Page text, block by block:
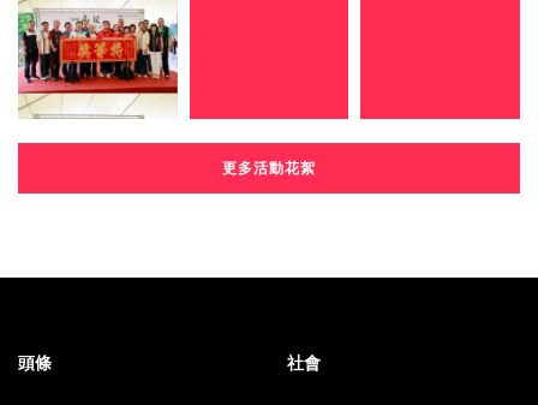
更多活動花絮
頭條 社會